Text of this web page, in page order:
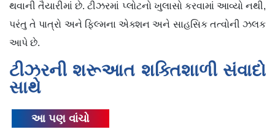
થવાની તૈયારીમાં છે. ટીઝરમાં પ્લોટનો ખુલાસો કરવામાં આવ્યો નથી,
પરંતુ તે પાત્રો અને ફિલ્મના એક્શન અને સાહસિક તત્વોની ઝલક
આપે છે.
ટીઝરની શરૂઆત શક્તિશાળી સંવાદો
સાથે
આ પણ વાંચો